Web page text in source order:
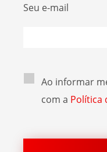
Seu e-mail
Ao informar
com a Política